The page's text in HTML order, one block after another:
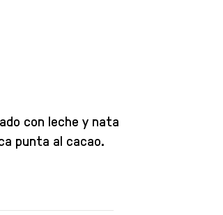
con leche y nata
punta al cacao.